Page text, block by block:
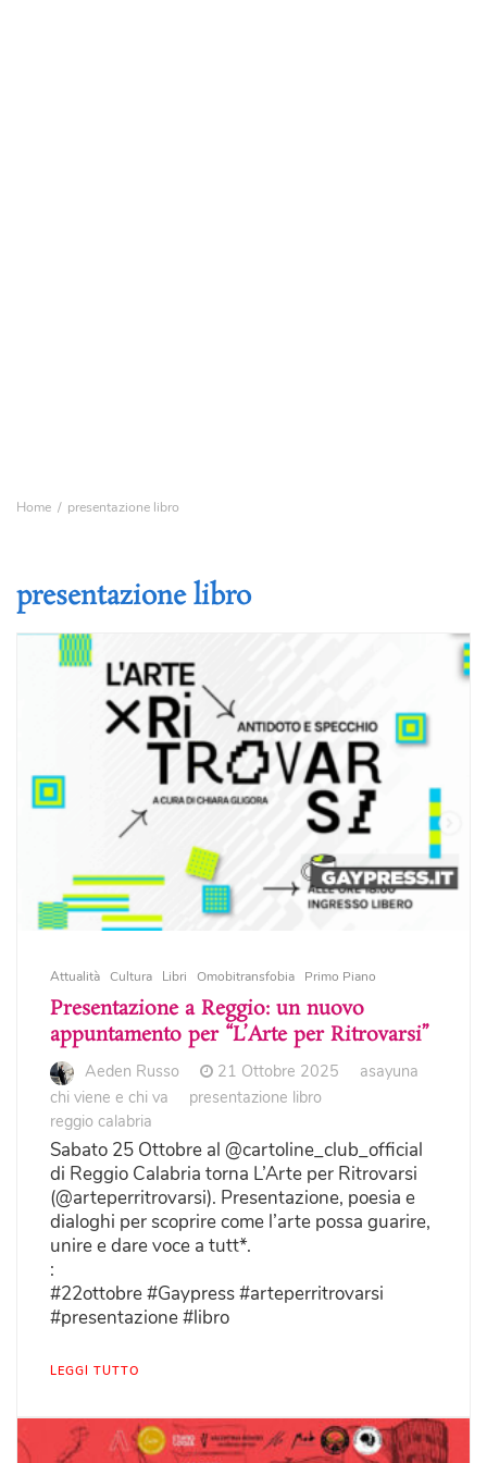
Home presentazione libro
presentazione libro
Attualità Cultura Libri Omobitransfobia Primo Piano
Presentazione a Reggio: un nuovo
appuntamento per “L’Arte per Ritrovarsi”
Aeden Russo 21 Ottobre 2025
asayuna
chi viene e chi va
presentazione libro
reggio calabria
Sabato 25 Ottobre al @cartoline_club_official
di Reggio Calabria torna L’Arte per Ritrovarsi
(@arteperritrovarsi). Presentazione, poesia e
dialoghi per scoprire come l’arte possa guarire,
unire e dare voce a tutt*.
:
#22ottobre #Gaypress #arteperritrovarsi
#presentazione #libro
LEGGI TUTTO